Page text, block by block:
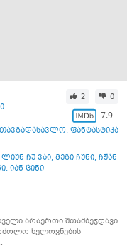
2 0
7.9
, ფანტასტიკა
ჩუ ვაი, მეგი ჩუნი, ჩჟან
, იან ცინი
არაერთი შთამბეჭდავი
ხელოვნების